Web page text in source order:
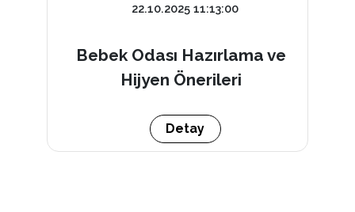
22.10.2025 11:13:00
Bebek Odası Hazırlama ve
Hijyen Önerileri
Detay